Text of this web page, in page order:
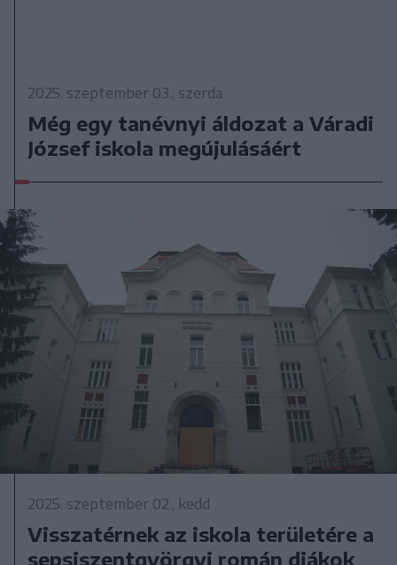
2025. szeptember 03., szerda
Még egy tanévnyi áldozat a Váradi
József iskola megújulásáért
2025. szeptember 02., kedd
Visszatérnek az iskola területére a
sepsiszentgyörgyi román diákok